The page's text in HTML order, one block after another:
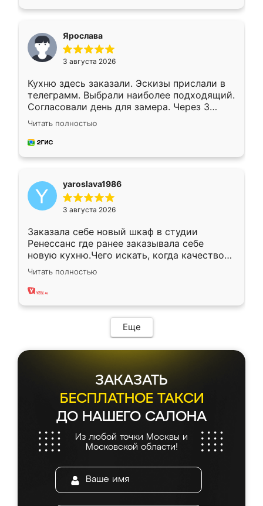
Ярослава
3 августа 2026
Кухню здесь заказали. Эскизы прислали в
телеграмм. Выбрали наиболее подходящий.
Согласовали день для замера. Через 3
недели кухня была уже готова. Остались
довольны работой. Спасибо Ренессанс
мебель за качественную работу!
Читать полностью
yaroslava1986
3 августа 2026
Заказала себе новый шкаф в студии
Ренессанс где ранее заказывала себе
новую кухню.Чего искать, когда качеством
вполне довольна. Служит кухня уже почти
два года, нареканий нет.
Читать полностью
Еще
ЗАКАЗАТЬ
БЕСПЛАТНОЕ ТАКСИ
ДО НАШЕГО САЛОНА
Из любой точки Москвы и
Московской области!